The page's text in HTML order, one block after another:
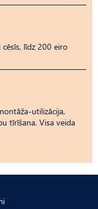
līdz 200 eiro
utilizācija,
tīrīšana. Visa veida